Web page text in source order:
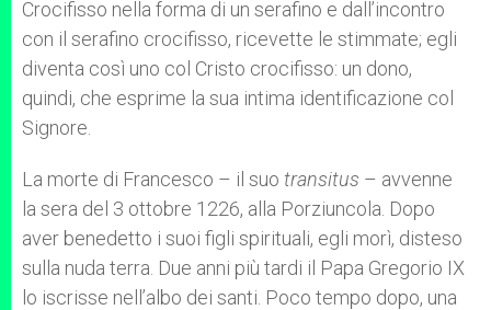
Crocifisso nella forma di un serafino e dall’incontro
con il serafino crocifisso, ricevette le stimmate; egli
diventa così uno col Cristo crocifisso: un dono,
quindi, che esprime la sua intima identificazione col
Signore.
La morte di Francesco – il suo transitus – avvenne
la sera del 3 ottobre 1226, alla Porziuncola. Dopo
aver benedetto i suoi figli spirituali, egli morì, disteso
sulla nuda terra. Due anni più tardi il Papa Gregorio IX
lo iscrisse nell’albo dei santi. Poco tempo dopo, una